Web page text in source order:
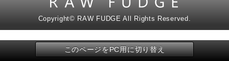
Copyright© RAW FUDGE All Rights Reserved.
このページをPC用に切り替え